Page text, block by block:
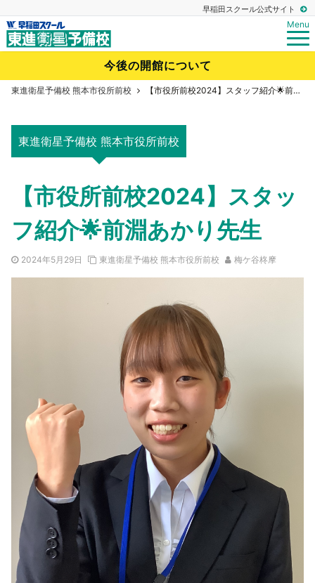
早稲田スクール公式サイト
Menu
今後の開館について
東進衛星予備校 熊本市役所前校 【市役所前校2024】スタッフ紹介🌟前淵あかり先生
東進衛星予備校 熊本市役所前校
【市役所前校2024】スタッ
フ紹介🌟前淵あかり先生
2024年5月29日 東進衛星予備校 熊本市役所前校 梅ケ谷柊摩